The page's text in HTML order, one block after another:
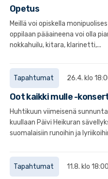
Opetus
Meillä voi opiskella
oppilaan pääaineena voi olla
nokkahuilu, kitara, klarinetti,...
Tapahtumat 26.4. klo
Oot kaikki mulle -
Huhtikuun viimeisenä
kuullaan Päivi Heikuran
suomalaisiin runoihin ja
Tapahtumat 11.8. klo